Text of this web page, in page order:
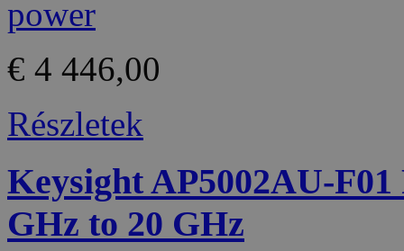
€ 4 446,00
Részletek
Keysight AP5002AU-
GHz to 20 GHz